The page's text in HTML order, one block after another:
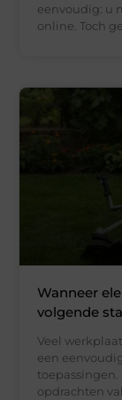
eenvoudig: u
online. Toch
Wanneer
volgende
Veel
een
opdrachten